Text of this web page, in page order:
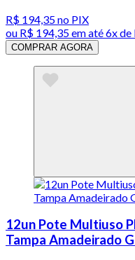
R$ 194,35no PIX
ou R$ 194,35em até6x de
COMPRAR AGORA
12un Pote Multiuso
Tampa Amadeirado